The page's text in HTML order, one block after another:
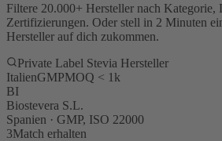
Filtere 20.000+ Hersteller nach
Zertifizierungen. Oder stell in 2 Minuten
Hersteller auf dich zukommen.
Private Label Stevia Hersteller
ItalienGMPMOQ < 1k
BI
Biostevera S.L.
Spanien · GMP, ISO 22000
3Match erhalten